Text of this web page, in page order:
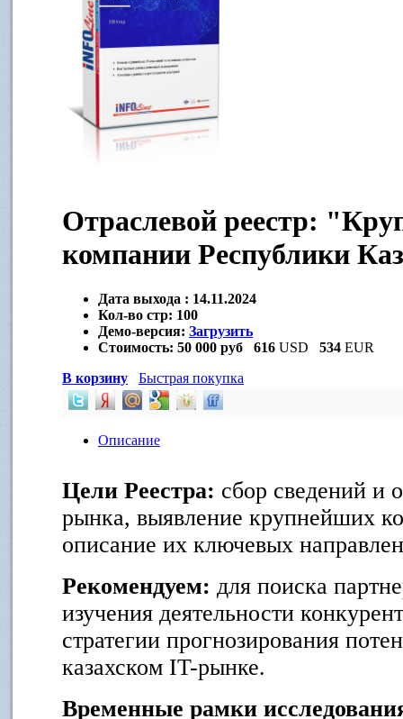
Отраслевой реестр:
компании Республики
Дата выхода : 14.11.2024
Кол-во стр: 100
Демо-версия: Загрузить
Стоимость: 50 000 руб 616 USD 534 EUR
В корзину
Быстрая покупка
Описание
Цели Реестра: сбор сведений и
рынка, выявление крупнейших
описание их ключевых
Рекомендуем: для поиска
изучения деятельности
стратегии прогнозирования
казахском IT-рынке.
Временные рамки